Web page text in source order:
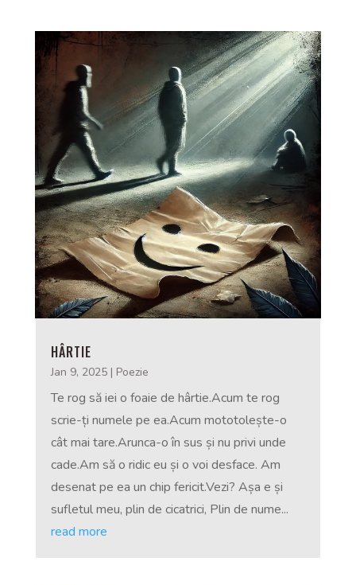
HÂRTIE
Jan 9, 2025| Poezie
Te rog să iei o foaie de hârtie.Acum te rog
scrie-ți numele pe ea.Acum mototolește-o
cât mai tare.Arunca-o în sus și nu privi unde
cade.Am să o ridic eu și o voi desface. Am
desenat pe ea un chip fericit.Vezi? Așa e și
sufletul meu, plin de cicatrici, Plin de nume...
read more